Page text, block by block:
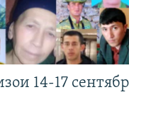
14-17 сентябр